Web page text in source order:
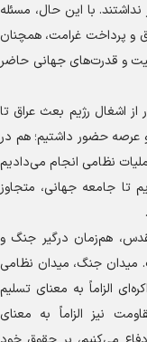
با این حال، مسئله
و پرداخت غرامت، همچنان
و قدرت‌های جهانی حاضر
اشغال رژیم بعث عراق تا
هم‌زمان در دو عرصه حضور داشتیم؛ هم در
نظامی انجام می‌دادیم
تا جامعه جهانی، متجاوز
هم‌زمان درگیر جنگ و
میدان جنگ، میدان نظامی
الزاماً به معنای تسلیم
نیز الزاماً به معنای